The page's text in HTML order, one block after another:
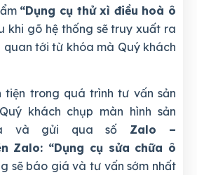
“Dụng cụ thử xì điều hoà ô
khi gõ hệ thống sẽ truy xuất ra
quan tới từ khóa mà Quý khách
tiện trong quá trình tư vấn sản
khách chụp màn hình sản
và gửi qua số Zalo –
Zalo: “Dụng cụ sửa chữa ô
sẽ báo giá và tư vấn sớm nhất